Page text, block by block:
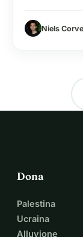
The persona
Niels
Dona
Palestina
Ucraina
Alluvione